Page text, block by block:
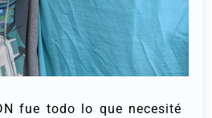
fue todo lo que necesité